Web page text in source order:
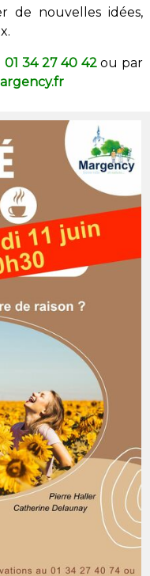
de nouvelles idées,
01 34 27 40 42ou par